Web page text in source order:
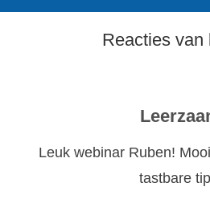
Reacties van
Leuk webinar Ruben!
tastbare